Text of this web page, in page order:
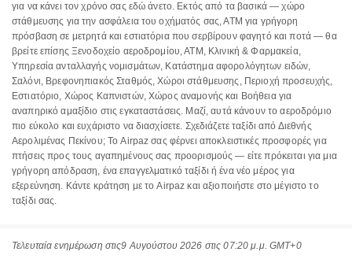
για να κάνει τον χρόνο σας εδώ άνετο. Εκτός από τα βασικά — χώρο
στάθμευσης για την ασφάλεια του οχήματός σας, ΑΤΜ για γρήγορη
πρόσβαση σε μετρητά και εστιατόρια που σερβίρουν φαγητό και ποτά — θα
βρείτε επίσης Ξενοδοχείο αεροδρομίου, ΑΤΜ, Κλινική & Φαρμακεία,
Υπηρεσία ανταλλαγής νομισμάτων, Κατάστημα αφορολόγητων ειδών,
Σαλόνι, Βρεφονηπιακός Σταθμός, Χώροι στάθμευσης, Περιοχή προσευχής,
Εστιατόριο, Χώρος Καπνιστών, Χώρος αναμονής και Βοήθεια για
αναπηρικό αμαξίδιο στις εγκαταστάσεις. Μαζί, αυτά κάνουν το αεροδρόμιο
πιο εύκολο και ευχάριστο να διασχίσετε. Σχεδιάζετε ταξίδι από Διεθνής
Αερολιμένας Πεκίνου; Το Airpaz σας φέρνει αποκλειστικές προσφορές για
πτήσεις προς τους αγαπημένους σας προορισμούς — είτε πρόκειται για μια
γρήγορη απόδραση, ένα επαγγελματικό ταξίδι ή ένα νέο μέρος για
εξερεύνηση. Κάντε κράτηση με το Airpaz και αξιοποιήστε στο μέγιστο το
ταξίδι σας.
Τελευταία ενημέρωση στις9 Αυγούστου 2026 στις 07:20 μ.μ. GMT+0